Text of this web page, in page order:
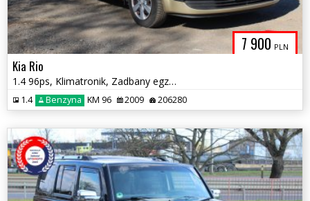
7 900 PLN
Kia Rio
1.4 96ps, Klimatronik, Zadbany egzemplarz
1.4 Benzyna KM 96 2009 206280